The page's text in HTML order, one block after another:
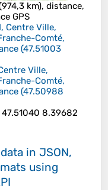
km), distance,
GPS
Centre Ville,
Comté,
(47.51003
Ville,
Comté,
(47.50988
8.39682
in JSON,
using